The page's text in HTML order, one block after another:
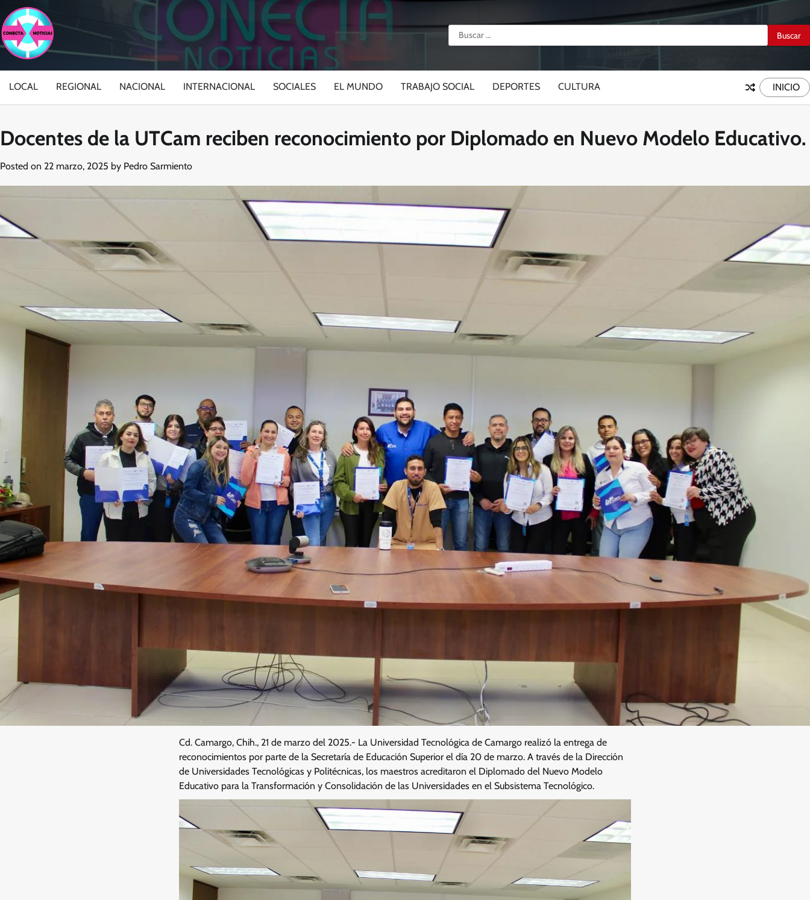
to
content
Buscar:
LOCAL REGIONAL NACIONAL INTERNACIONAL SOCIALES EL MUNDO TRABAJO SOCIAL DEPORTES CULTURA INICIO
Docentes de la UTCam reciben reconocimiento por Diplomado en Nuevo Modelo Educativo.
Posted on 22 marzo, 2025 by Pedro Sarmiento
Cd. Camargo, Chih., 21 de marzo del 2025.- La Universidad Tecnológica de Camargo realizó la entrega de
reconocimientos por parte de la Secretaría de Educación Superior el día 20 de marzo. A través de la Dirección
de Universidades Tecnológicas y Politécnicas, los maestros acreditaron el Diplomado del Nuevo Modelo
Educativo para la Transformación y Consolidación de las Universidades en el Subsistema Tecnológico.